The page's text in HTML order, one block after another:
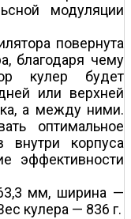
модуляции
повернута
благодаря чему
кулер будет
или верхней
а между ними.
оптимальное
внутри корпуса
эффективности
мм, ширина —
кулера — 836 г.